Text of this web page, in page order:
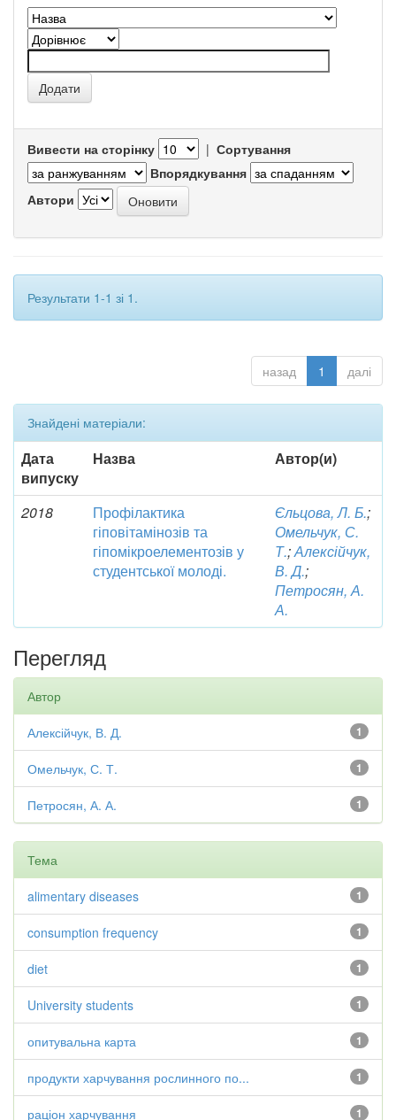
Вивести на сторінку | Сортування
Впорядкування
Автори
Результати 1-1 зі 1.
назад 1 далі
Знайдені матеріали:
Дата
випуску
Назва Автор(и)
2018
Профілактика
гіповітамінозів та
гіпомікроелементозів у
студентської молоді.
Єльцова, Л. Б.;
Омельчук, С.
Т.;Алексійчук,
В. Д.;
Петросян, А.
А.
Перегляд
Автор
1
Алексійчук, В. Д.
1
Омельчук, С. Т.
1
Петросян, А. А.
Тема
1
alimentary diseases
1
consumption frequency
1
diet
1
University students
1
опитувальна карта
1
продукти харчування рослинного по...
1
раціон харчування